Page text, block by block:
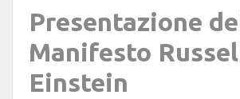
Presentazione
Manifesto
Einstein